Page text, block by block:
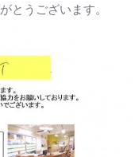
とうございます。